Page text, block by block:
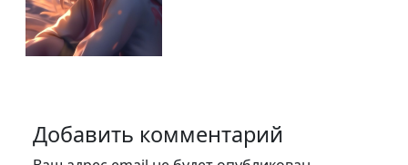
Добавить комментарий